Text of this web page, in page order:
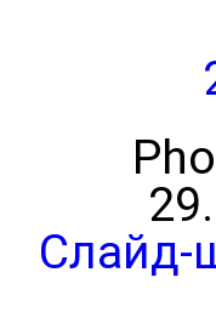
Слайд-